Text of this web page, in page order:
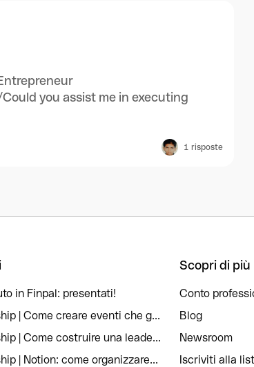
you assist me in executing
1 risposte
in Finpal: presentati!
| Come creare eventi che g...
| Come costruire una leade...
| Notion: come organizzare...
Scopri di più
Conto
Blog
Newsroom
Iscriviti alla